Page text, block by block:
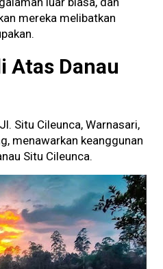
mereka melibatkan
Atas Danau
Situ Cileunca, Warnasari,
menawarkan keanggunan
Situ Cileunca.